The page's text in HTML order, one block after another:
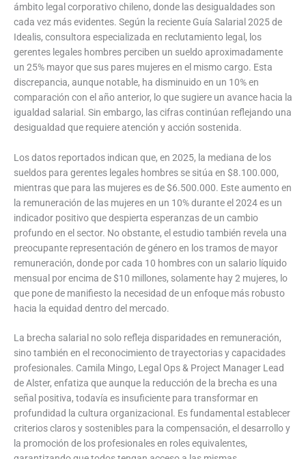
ámbito legal corporativo chileno, donde las desigualdades son
cada vez más evidentes. Según la reciente Guía Salarial 2025 de
Idealis, consultora especializada en reclutamiento legal, los
gerentes legales hombres perciben un sueldo aproximadamente
un 25% mayor que sus pares mujeres en el mismo cargo. Esta
discrepancia, aunque notable, ha disminuido en un 10% en
comparación con el año anterior, lo que sugiere un avance hacia la
igualdad salarial. Sin embargo, las cifras continúan reflejando una
desigualdad que requiere atención y acción sostenida.
Los datos reportados indican que, en 2025, la mediana de los
sueldos para gerentes legales hombres se sitúa en $8.100.000,
mientras que para las mujeres es de $6.500.000. Este aumento en
la remuneración de las mujeres en un 10% durante el 2024 es un
indicador positivo que despierta esperanzas de un cambio
profundo en el sector. No obstante, el estudio también revela una
preocupante representación de género en los tramos de mayor
remuneración, donde por cada 10 hombres con un salario líquido
mensual por encima de $10 millones, solamente hay 2 mujeres, lo
que pone de manifiesto la necesidad de un enfoque más robusto
hacia la equidad dentro del mercado.
La brecha salarial no solo refleja disparidades en remuneración,
sino también en el reconocimiento de trayectorias y capacidades
profesionales. Camila Mingo, Legal Ops & Project Manager Lead
de Alster, enfatiza que aunque la reducción de la brecha es una
señal positiva, todavía es insuficiente para transformar en
profundidad la cultura organizacional. Es fundamental establecer
criterios claros y sostenibles para la compensación, el desarrollo y
la promoción de los profesionales en roles equivalentes,